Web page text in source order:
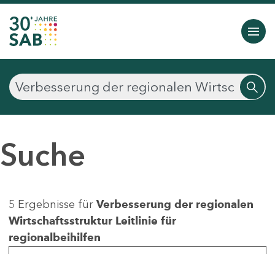
Suche
5 Ergebnisse für Verbesserung der regionalen
Wirtschaftsstruktur Leitlinie für
regionalbeihilfen